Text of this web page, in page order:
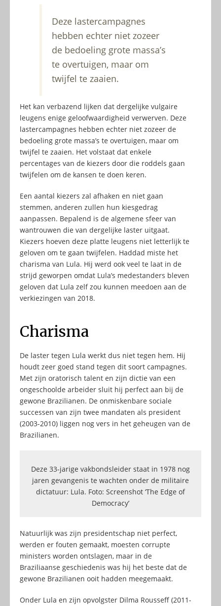
Deze lastercampagnes
hebben echter niet zozeer
de bedoeling grote massa’s
te overtuigen, maar om
twijfel te zaaien.
Het kan verbazend lijken dat dergelijke vulgaire
leugens enige geloofwaardigheid verwerven. Deze
lastercampagnes hebben echter niet zozeer de
bedoeling grote massa’s te overtuigen, maar om
twijfel te zaaien. Het volstaat dat enkele
percentages van de kiezers door die roddels gaan
twijfelen om de kansen te doen keren.
Een aantal kiezers zal afhaken en niet gaan
stemmen, anderen zullen hun kiesgedrag
aanpassen. Bepalend is de algemene sfeer van
wantrouwen die van dergelijke laster uitgaat.
Kiezers hoeven deze platte leugens niet letterlijk te
geloven om te gaan twijfelen. Haddad miste het
charisma van Lula. Hij werd ook veel te laat in de
strijd geworpen omdat Lula’s medestanders bleven
geloven dat Lula zelf zou kunnen meedoen aan de
verkiezingen van 2018.
Charisma
De laster tegen Lula werkt dus niet tegen hem. Hij
houdt zeer goed stand tegen dit soort campagnes.
Met zijn oratorisch talent en zijn dictie van een
ongeschoolde arbeider sluit hij perfect aan bij de
gewone Brazilianen. De onmiskenbare sociale
successen van zijn twee mandaten als president
(2003-2010) liggen nog vers in het geheugen van de
Brazilianen.
Deze 33-jarige vakbondsleider staat in 1978 nog
jaren gevangenis te wachten onder de militaire
dictatuur: Lula. Foto: Screenshot ‘The Edge of
Democracy’
Natuurlijk was zijn presidentschap niet perfect,
werden er fouten gemaakt, moesten corrupte
ministers worden ontslagen, maar in de
Braziliaanse geschiedenis was hij het beste dat de
gewone Brazilianen ooit hadden meegemaakt.
Onder Lula en zijn opvolgster Dilma Rousseff (2011-